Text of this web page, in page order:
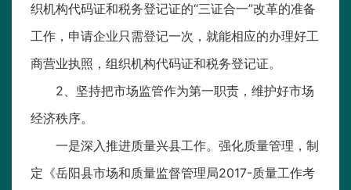
织机构代码证和税务登记证的“三证合一”改革的准备
工作，申请企业只需登记一次，就能相应的办理好工
商营业执照，组织机构代码证和税务登记证。
2、坚持把市场监管作为第一职责，维护好市场
经济秩序。
一是深入推进质量兴县工作。强化质量管理，制
定《岳阳县市场和质量监督管理局2017-质量工作考